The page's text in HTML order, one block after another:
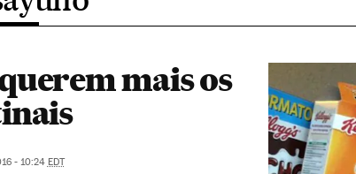
mais os
- 10:24 EDT